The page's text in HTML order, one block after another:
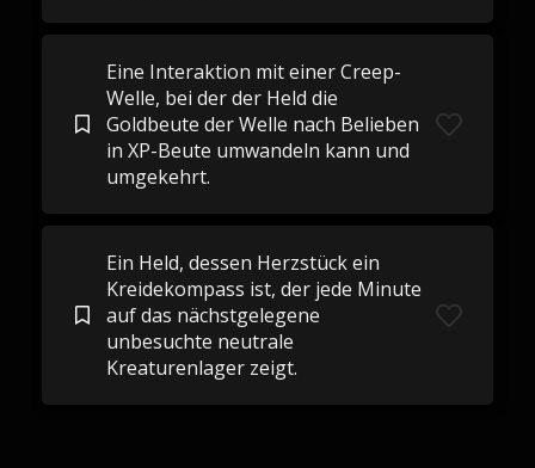
Eine Interaktion mit einer Creep-
Welle, bei der der Held die
Goldbeute der Welle nach Belieben
in XP-Beute umwandeln kann und
umgekehrt.
Ein Held, dessen Herzstück ein
Kreidekompass ist, der jede Minute
auf das nächstgelegene
unbesuchte neutrale
Kreaturenlager zeigt.